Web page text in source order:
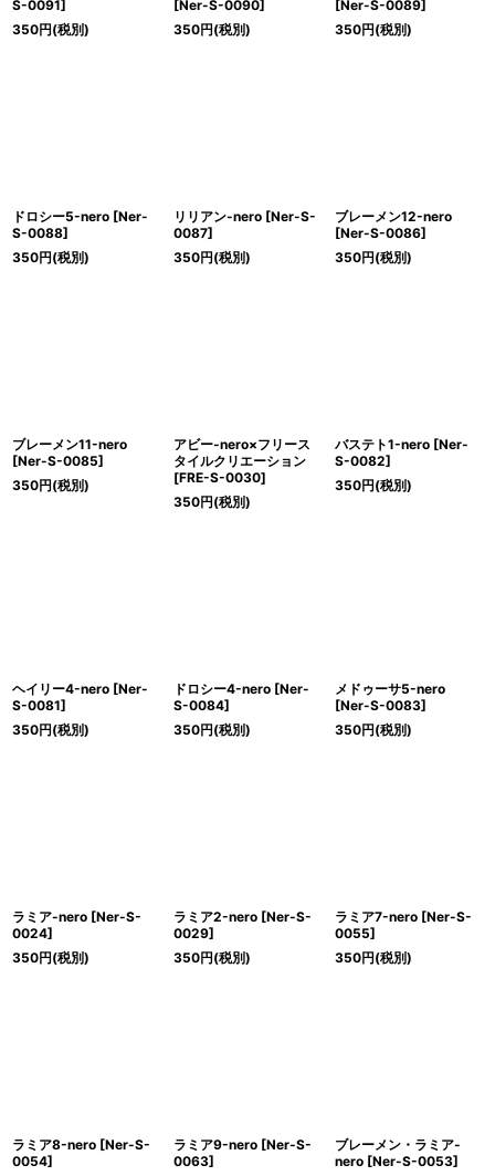
S-0091]
350円(税別)
[Ner-S-0090]
350円(税別)
[Ner-S-0089]
350円(税別)
ドロシー5-nero [Ner-
S-0088]
350円(税別)
リリアン-nero [Ner-S-
0087]
350円(税別)
ブレーメン12-nero
[Ner-S-0086]
350円(税別)
ブレーメン11-nero
[Ner-S-0085]
350円(税別)
アビー-nero×フリース
タイルクリエーション
[FRE-S-0030]
350円(税別)
バステト1-nero [Ner-
S-0082]
350円(税別)
ヘイリー4-nero [Ner-
S-0081]
350円(税別)
ドロシー4-nero [Ner-
S-0084]
350円(税別)
メドゥーサ5-nero
[Ner-S-0083]
350円(税別)
ラミア-nero [Ner-S-
0024]
350円(税別)
ラミア2-nero [Ner-S-
0029]
350円(税別)
ラミア7-nero [Ner-S-
0055]
350円(税別)
ラミア8-nero [Ner-S-
0054]
ラミア9-nero [Ner-S-
0063]
ブレーメン・ラミア-
nero [Ner-S-0053]